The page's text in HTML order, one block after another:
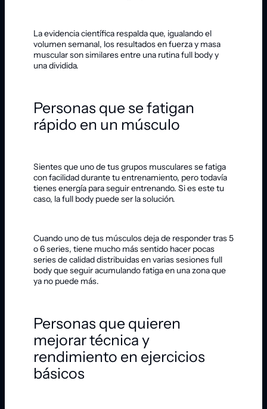
La evidencia científica respalda que, igualando el
volumen semanal, los resultados en fuerza y masa
muscular son similares entre una rutina full body y
una dividida.
Personas que se fatigan
rápido en un músculo
Sientes que uno de tus grupos musculares se fatiga
con facilidad durante tu entrenamiento, pero todavía
tienes energía para seguir entrenando. Si es este tu
caso, la full body puede ser la solución.
Cuando uno de tus músculos deja de responder tras 5
o 6 series, tiene mucho más sentido hacer pocas
series de calidad distribuidas en varias sesiones full
body que seguir acumulando fatiga en una zona que
ya no puede más.
Personas que quieren
mejorar técnica y
rendimiento en ejercicios
básicos